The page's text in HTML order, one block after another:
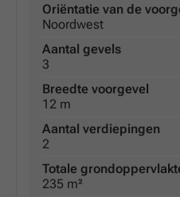
Oriëntatie van de
Noordwest
Aantal gevels
3
Breedte voorgevel
12 m
Aantal verdiepingen
2
Totale
235 m²